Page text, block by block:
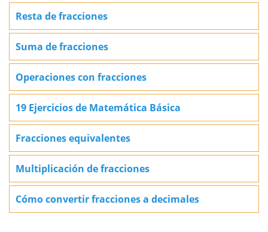
Resta de fracciones
Suma de fracciones
Operaciones con fracciones
19 Ejercicios de Matemática Básica
Fracciones equivalentes
Multiplicación de fracciones
Cómo convertir fracciones a decimales